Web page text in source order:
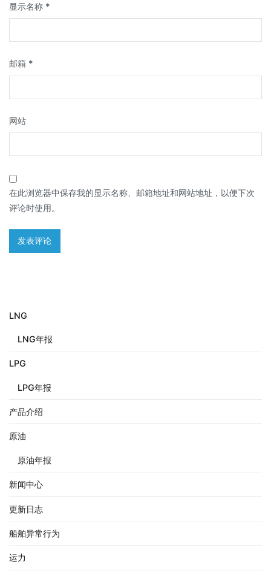
显示名称 *
邮箱 *
网站
在此浏览器中保存我的显示名称、邮箱地址和网站地址，以便下次
评论时使用。
LNG
LNG年报
LPG
LPG年报
产品介绍
原油
原油年报
新闻中心
更新日志
船舶异常行为
运力